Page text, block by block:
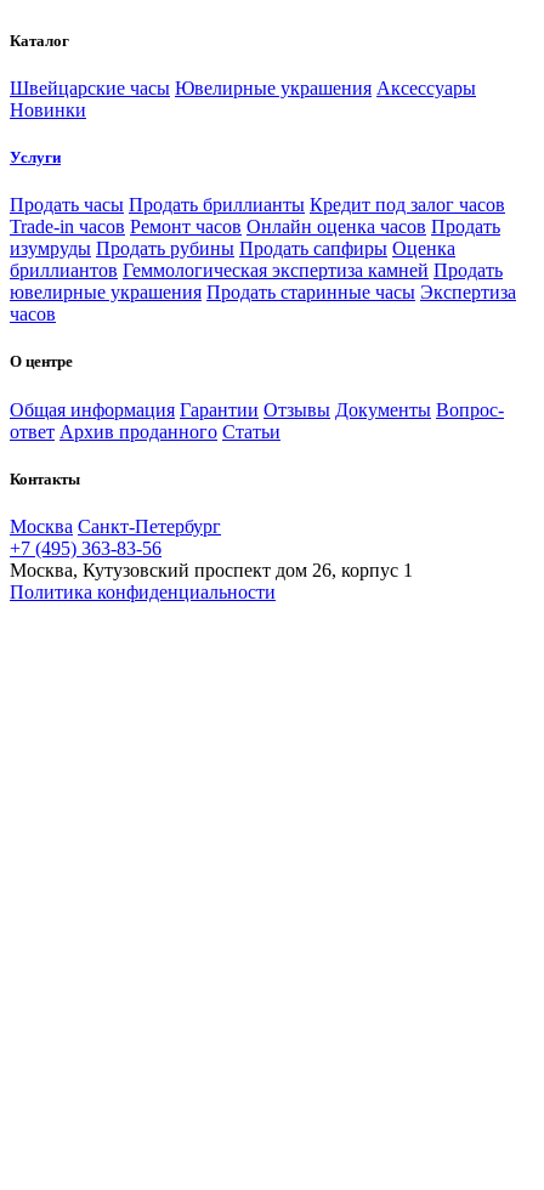
Каталог
Швейцарские часы Ювелирные украшения Аксессуары
Новинки
Услуги
Продать часы Продать бриллианты Кредит под залог часов
Trade-in часов Ремонт часов Онлайн оценка часов Продать
изумруды Продать рубины Продать сапфиры Оценка
бриллиантов Геммологическая экспертиза камней Продать
ювелирные украшения Продать старинные часы Экспертиза
часов
О центре
Общая информация Гарантии Отзывы Документы Вопрос-
ответ Архив проданного Статьи
Контакты
Москва Санкт-Петербург
+7 (495) 363-83-56
Москва, Кутузовский проспект дом 26, корпус 1
Политика конфиденциальности